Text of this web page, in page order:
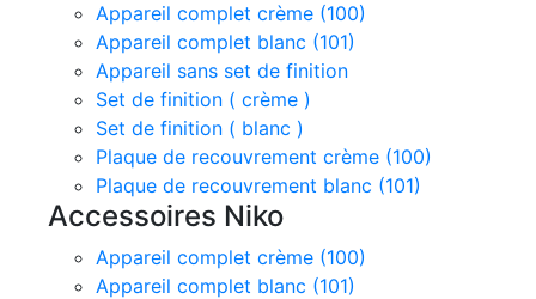
Appareil complet crème (100)
Appareil complet blanc (101)
Appareil sans set de finition
Set de finition ( crème )
Set de finition ( blanc )
Plaque de recouvrement crème (100)
Plaque de recouvrement blanc (101)
Accessoires Niko
Appareil complet crème (100)
Appareil complet blanc (101)